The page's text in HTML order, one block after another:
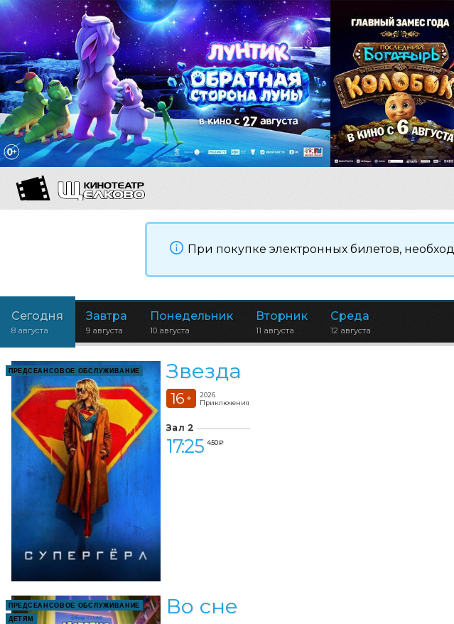
При покупке электронных билетов,
Сегодня
8 августа
Завтра
9 августа
Понедельник
10 августа
Вторник
11 августа
Среда
12 августа
ПРЕДСЕАНСОВОЕ ОБСЛУЖИВАНИЕ Звезда
16 +
2026
Приключения
Зал 2
17:25 450 ₽
ПРЕДСЕАНСОВОЕ ОБСЛУЖИВАНИЕ
ДЕТЯМ
Во сне